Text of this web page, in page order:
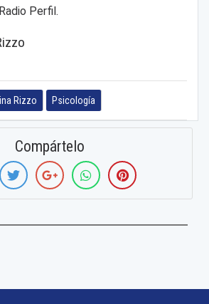
Perfil.
Rizzo Psicología
Compártelo